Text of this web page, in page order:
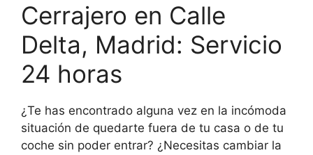
Cerrajero en Calle
Delta, Madrid: Servicio
24 horas
¿Te has encontrado alguna vez en la incómoda
situación de quedarte fuera de tu casa o de tu
coche sin poder entrar? ¿Necesitas cambiar la